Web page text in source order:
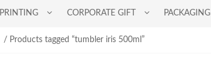
PRINTING CORPORATE GIFT PACKAGING
/ Products tagged “tumbler iris 500ml”